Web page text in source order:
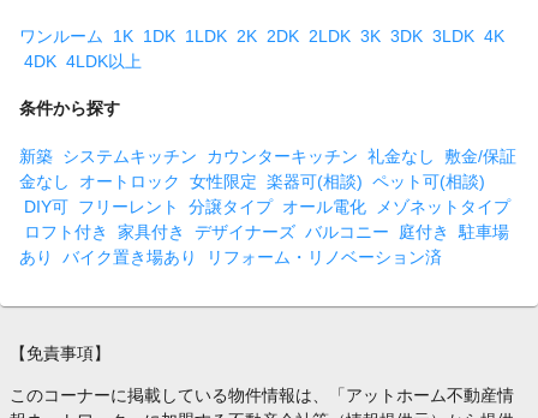
ワンルーム 1K 1DK 1LDK 2K 2DK 2LDK 3K 3DK 3LDK 4K
4DK 4LDK以上
条件から探す
新築 システムキッチン カウンターキッチン 礼金なし
敷金/保証
金なし
オートロック 女性限定 楽器可(相談) ペット可(相談)
DIY可 フリーレント 分譲タイプ オール電化
メゾネットタイプ
ロフト付き
家具付き デザイナーズ バルコニー 庭付き
駐車場
あり
バイク置き場あり リフォーム・リノベーション済
【免責事項】
このコーナーに掲載している物件情報は、「アットホーム不動産情